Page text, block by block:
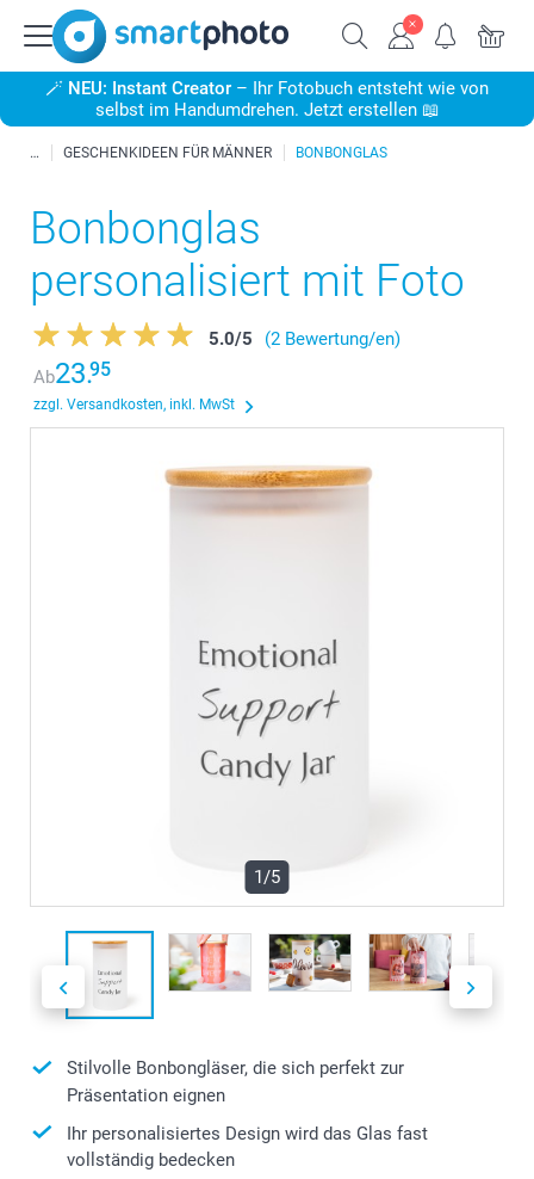
🪄 NEU: Instant Creator – Ihr Fotobuch entsteht wie von
selbst im Handumdrehen. Jetzt erstellen 📖
GESCHENKIDEEN FÜR MÄNNER BONBONGLAS
Bonbonglas
personalisiert mit Foto
5.0/5
(2 Bewertung/en)
Ab23.95
zzgl. Versandkosten, inkl. MwSt
1/5
Stilvolle Bonbongläser, die sich perfekt zur
Präsentation eignen
Ihr personalisiertes Design wird das Glas fast
vollständig bedecken